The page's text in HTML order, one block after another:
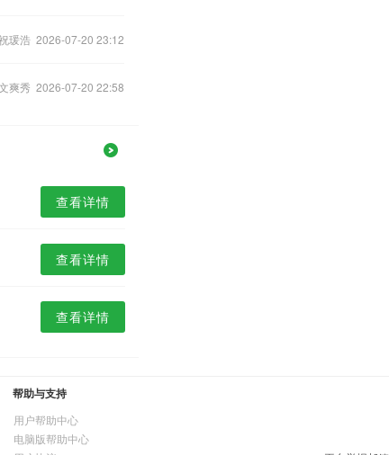
瑗浩 2026-07-20 23:12
爽秀 2026-07-20 22:58
查看详情
查看详情
查看详情
帮助与支持
用户帮助中心
电脑版帮助中心